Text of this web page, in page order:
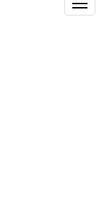
Toggle